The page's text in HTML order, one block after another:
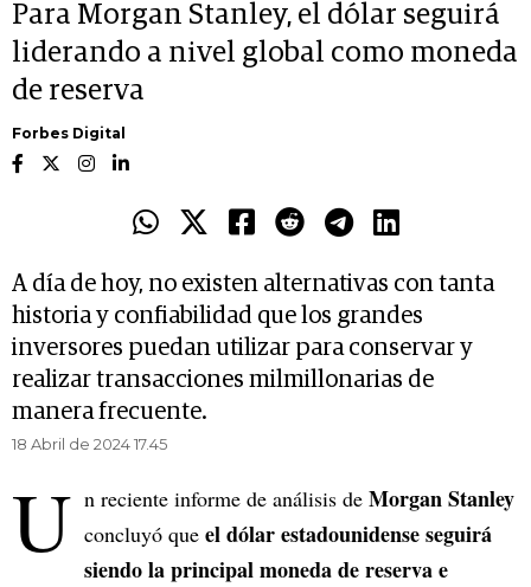
Para Morgan Stanley, el dólar seguirá
liderando a nivel global como moneda
de reserva
Forbes Digital
A día de hoy, no existen alternativas con tanta
historia y confiabilidad que los grandes
inversores puedan utilizar para conservar y
realizar transacciones milmillonarias de
manera frecuente.
18 Abril de 2024 17.45
U n reciente informe de análisis de Morgan Stanley
concluyó que el dólar estadounidense seguirá
siendo la principal moneda de reserva e